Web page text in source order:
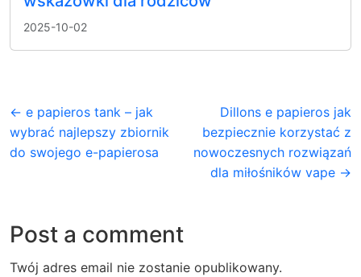
2025-10-02
← e papieros tank – jak
wybrać najlepszy zbiornik
do swojego e-papierosa
Dillons e papieros jak
bezpiecznie korzystać z
nowoczesnych rozwiązań
dla miłośników vape →
Post a comment
Twój adres email nie zostanie opublikowany.